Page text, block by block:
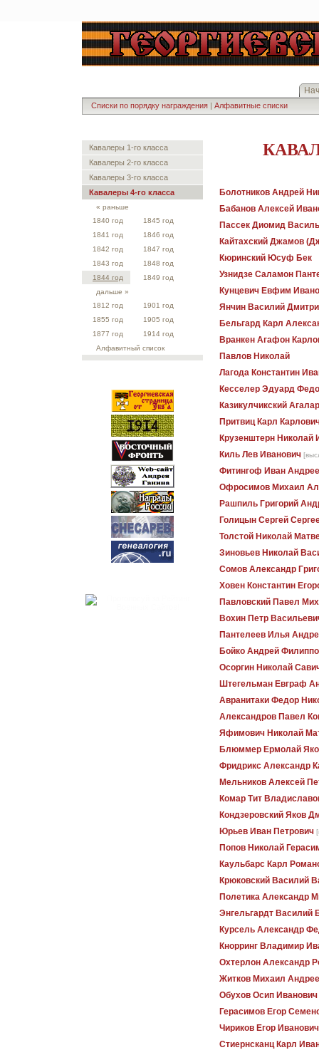
Списки по порядку награждения | Алфавитные списки
Кавалеры 1-го класса
Кавалеры 2-го класса
Кавалеры 3-го класса
Кавалеры 4-го класса
« раньше
1840 год
1845 год
1841 год
1846 год
1842 год
1847 год
1843 год
1848 год
1844 год
1849 год
дальше »
1812 год
1901 год
1855 год
1905 год
1877 год
1914 год
Алфавитный список
Болотников Андрей
Бабанов Алексей
Пассек Диомид
Кайтахский Джамов
Кюринский Юсуф Бек
Узнидзе Саламон
Кунцевич Евфим
Янчин Василий
Бельгард Карл
Вранкен Агафон
Павлов Николай
Лагода Константин
Кесселер Эдуард
Казикулчикский
Притвиц Карл
Крузенштерн Николай
Киль Лев Иванович
Фитингоф Иван
Офросимов Михаил
Рашпиль Григорий
Голицын Сергей
Толстой Николай
Зиновьев Николай
Сомов Александр
Ховен Константин
Павловский Павел
Вохин Петр
Пантелеев Илья
Бойко Андрей
Осоргин Николай
Штегельман Евграф
Авранитаки Федор
Александров Павел
Яфимович Николай
Блюммер Ермолай
Фридрикс Александр
Мельников Алексей
Комар Тит
Кондзеровский Яков
Юрьев Иван Петрович
Попов Николай
Каульбарс Карл
Крюковский Василий
Полетика Александр
Энгельгардт Василий
Курсель Александр
Кнорринг Владимир
Охтерлон Александр
Житков Михаил
Обухов Осип Иванович
Герасимов Егор
Чириков Егор Иванович
Стиернсканц Карл